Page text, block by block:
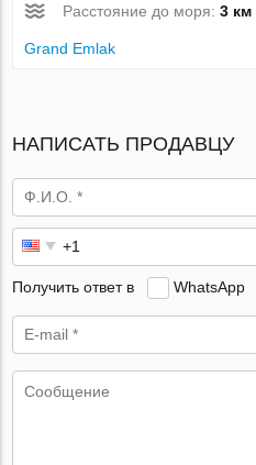
Расстояние до моря:3 км
Grand Emlak
НАПИСАТЬ ПРОДАВЦУ
Получить ответ в WhatsApp